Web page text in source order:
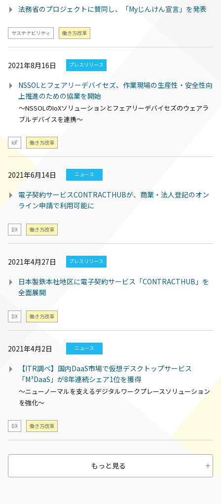
法務省のプロジェクトに賛同し、「Myじんけん宣言」を発表
サステナビリティ 働き方改革
2021年8月16日 プレスリリース
NSSOLとフェアリーデバイセズ、作業現場の生産性・安全性向
上推進のための協業を開始
～NSSOLのIoXソリューションとフェアリーデバイセズのウェアラ
ブルデバイスを連携～
IoT 働き方改革
2021年6月14日 ニュース
電子契約サービスCONTRACTHUBが、商業・法人登記のオン
ライン申請で利用可能に
DX 働き方改革
2021年4月27日 プレスリリース
日本製鉄本社地区に電子契約サービス「CONTRACTHUB」を
全面展開
DX 働き方改革
2021年4月2日 ニュース
【ITR調べ】国内DaaS市場で仮想デスクトップサービス
「M³DaaS」が8年連続シェア1位を獲得
～ニューノーマルを支えるデジタルワークプレースソリューション
を強化～
DX 働き方改革
もっと見る